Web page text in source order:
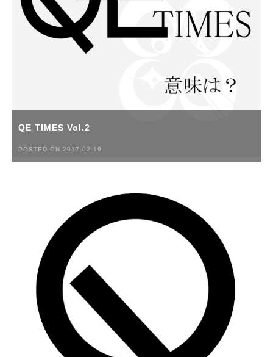
QE TIMES Vol.2
POSTED ON 2017-02-19